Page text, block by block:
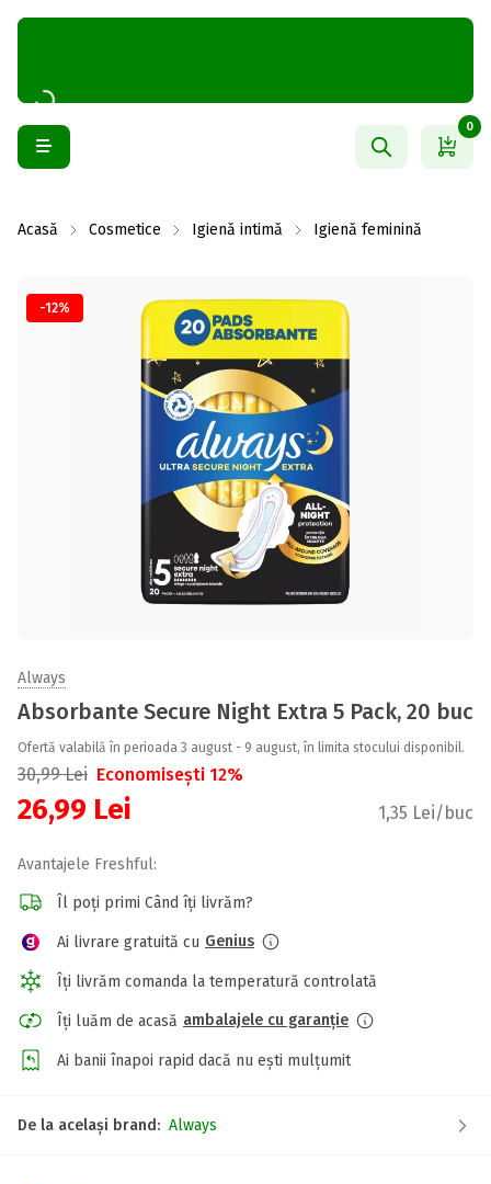
0
Acasă Cosmetice Igienă intimă Igienă feminină
-12%
Always
Absorbante Secure Night Extra 5 Pack, 20 buc
Ofertă valabilă în perioada 3 august - 9 august, în limita stocului disponibil.
30,99Lei Economisești 12%
26,99 Lei 1,35 Lei/buc
Avantajele Freshful:
Îl poți primi Când îți livrăm?
Ai livrare gratuită cu Genius
Îți livrăm comanda la temperatură controlată
Îți luăm de acasă ambalajele cu garanție
Ai banii înapoi rapid dacă nu ești mulțumit
De la același brand: Always